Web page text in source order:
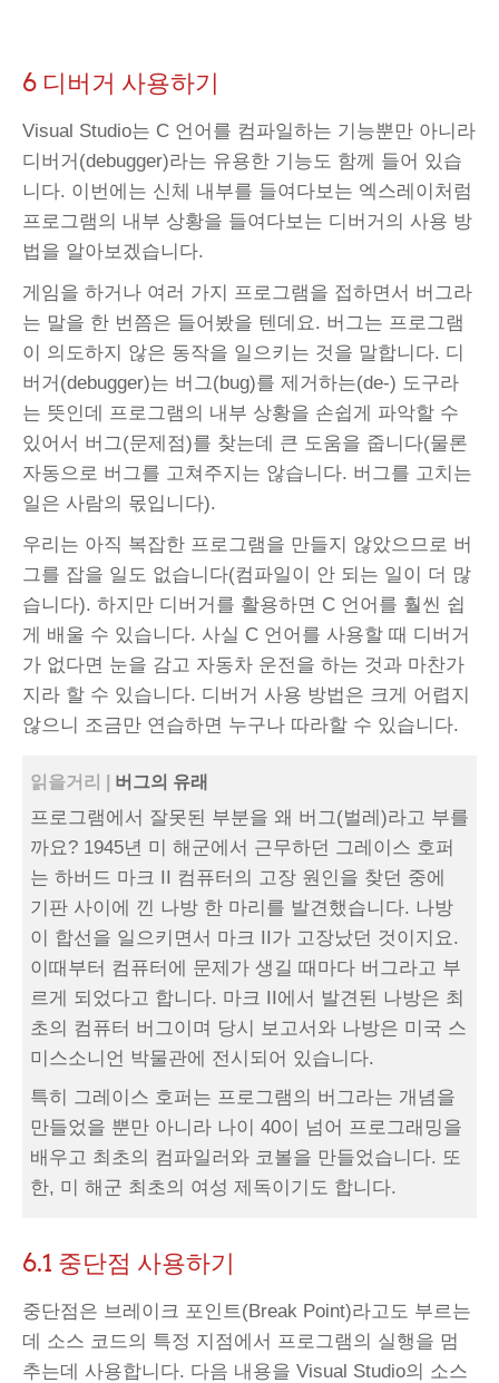
6 디버거 사용하기
Visual Studio는 C 언어를 컴파일하는 기능뿐만 아니라
디버거(debugger)라는 유용한 기능도 함께 들어 있습
니다. 이번에는 신체 내부를 들여다보는 엑스레이처럼
프로그램의 내부 상황을 들여다보는 디버거의 사용 방
법을 알아보겠습니다.
게임을 하거나 여러 가지 프로그램을 접하면서 버그라
는 말을 한 번쯤은 들어봤을 텐데요. 버그는 프로그램
이 의도하지 않은 동작을 일으키는 것을 말합니다. 디
버거(debugger)는 버그(bug)를 제거하는(de-) 도구라
는 뜻인데 프로그램의 내부 상황을 손쉽게 파악할 수
있어서 버그(문제점)를 찾는데 큰 도움을 줍니다(물론
자동으로 버그를 고쳐주지는 않습니다. 버그를 고치는
일은 사람의 몫입니다).
우리는 아직 복잡한 프로그램을 만들지 않았으므로 버
그를 잡을 일도 없습니다(컴파일이 안 되는 일이 더 많
습니다). 하지만 디버거를 활용하면 C 언어를 훨씬 쉽
게 배울 수 있습니다. 사실 C 언어를 사용할 때 디버거
가 없다면 눈을 감고 자동차 운전을 하는 것과 마찬가
지라 할 수 있습니다. 디버거 사용 방법은 크게 어렵지
않으니 조금만 연습하면 누구나 따라할 수 있습니다.
읽을거리 | 버그의 유래
프로그램에서 잘못된 부분을 왜 버그(벌레)라고 부를
까요? 1945년 미 해군에서 근무하던 그레이스 호퍼
는 하버드 마크 II 컴퓨터의 고장 원인을 찾던 중에
기판 사이에 낀 나방 한 마리를 발견했습니다. 나방
이 합선을 일으키면서 마크 II가 고장났던 것이지요.
이때부터 컴퓨터에 문제가 생길 때마다 버그라고 부
르게 되었다고 합니다. 마크 II에서 발견된 나방은 최
초의 컴퓨터 버그이며 당시 보고서와 나방은 미국 스
미스소니언 박물관에 전시되어 있습니다.
특히 그레이스 호퍼는 프로그램의 버그라는 개념을
만들었을 뿐만 아니라 나이 40이 넘어 프로그래밍을
배우고 최초의 컴파일러와 코볼을 만들었습니다. 또
한, 미 해군 최초의 여성 제독이기도 합니다.
6.1 중단점 사용하기
중단점은 브레이크 포인트(Break Point)라고도 부르는
데 소스 코드의 특정 지점에서 프로그램의 실행을 멈
추는데 사용합니다. 다음 내용을 Visual Studio의 소스